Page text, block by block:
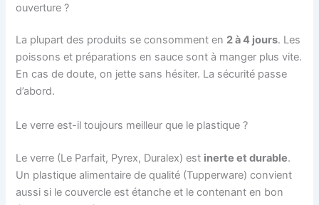
ouverture ?
La plupart des produits se consomment en 2 à 4 jours. Les
poissons et préparations en sauce sont à manger plus vite.
En cas de doute, on jette sans hésiter. La sécurité passe
d’abord.
Le verre est-il toujours meilleur que le plastique ?
Le verre (Le Parfait, Pyrex, Duralex) est inerte et durable.
Un plastique alimentaire de qualité (Tupperware) convient
aussi si le couvercle est étanche et le contenant en bon